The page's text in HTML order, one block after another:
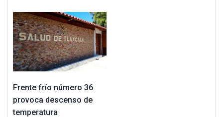
Frente frío número 36
provoca descenso de
temperatura